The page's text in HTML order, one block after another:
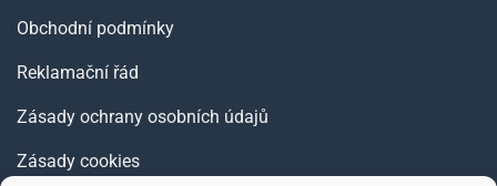
Obchodní podmínky
Reklamační řád
Zásady ochrany osobních údajů
Zásady cookies